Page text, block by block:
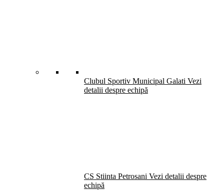
Clubul Sportiv Municipal Galati Vezi
detalii despre echipă
CS Stiinta Petrosani Vezi detalii despre
echipă